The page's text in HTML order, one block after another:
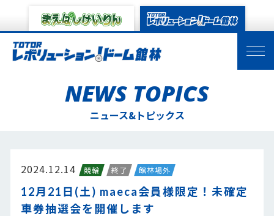
NEWS TOPICS
ニュース&トピックス
2024.12.14 競輪 終了 館林場外
12月21日(土) maeca会員様限定！未確定
車券抽選会を開催します